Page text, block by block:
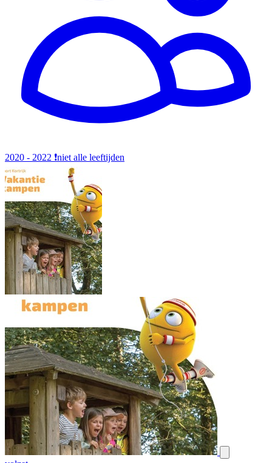
2020 - 2022 ❗️niet alle leeftijden